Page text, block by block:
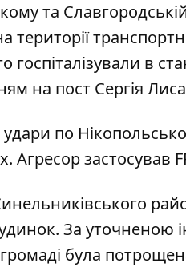
та
території
госпіталізували в
на пост Сергія
по
Агресор застосував
За уточненою
була